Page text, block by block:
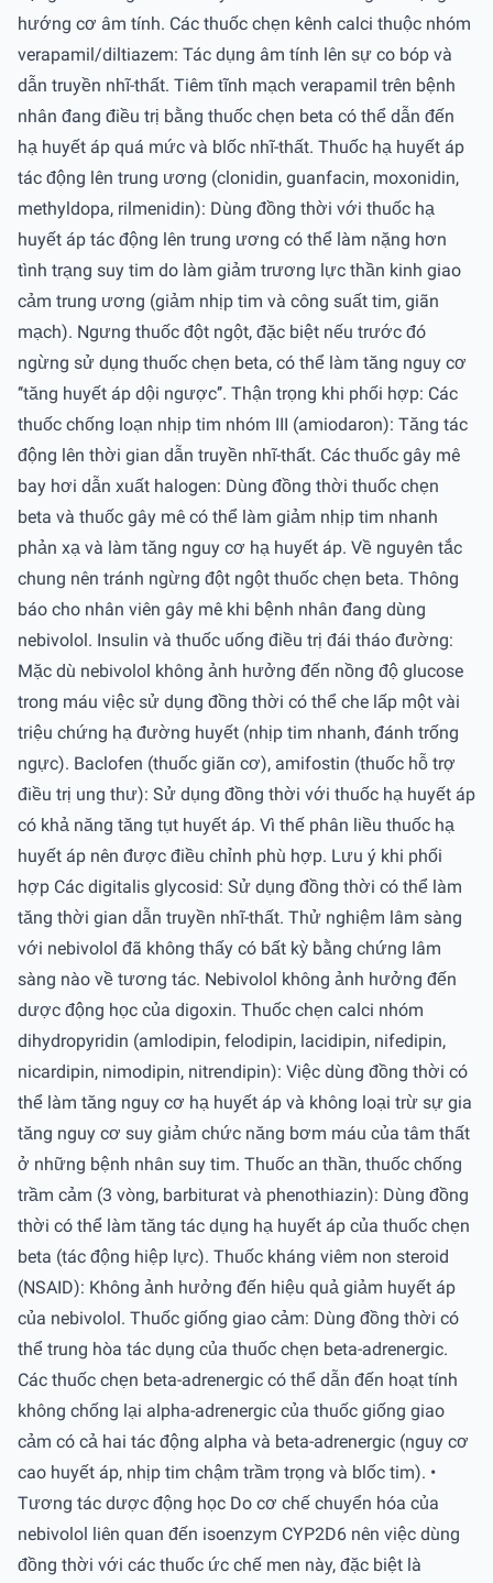
hướng cơ âm tính. Các thuốc chẹn kênh calci thuộc nhóm
verapamil/diltiazem: Tác dụng âm tính lên sự co bóp và
dẫn truyền nhĩ-thất. Tiêm tĩnh mạch verapamil trên bệnh
nhân đang điều trị bằng thuốc chẹn beta có thể dẫn đến
hạ huyết áp quá mức và blốc nhĩ-thất. Thuốc hạ huyết áp
tác động lên trung ương (clonidin, guanfacin, moxonidin,
methyldopa, rilmenidin): Dùng đồng thời với thuốc hạ
huyết áp tác động lên trung ương có thể làm nặng hơn
tình trạng suy tim do làm giảm trương lực thần kinh giao
cảm trung ương (giảm nhịp tim và công suất tim, giãn
mạch). Ngưng thuốc đột ngột, đặc biệt nếu trước đó
ngừng sử dụng thuốc chẹn beta, có thể làm tăng nguy cơ
‘‘tăng huyết áp dội ngược’’. Thận trọng khi phối hợp: Các
thuốc chống loạn nhịp tim nhóm III (amiodaron): Tăng tác
động lên thời gian dẫn truyền nhĩ-thất. Các thuốc gây mê
bay hơi dẫn xuất halogen: Dùng đồng thời thuốc chẹn
beta và thuốc gây mê có thể làm giảm nhịp tim nhanh
phản xạ và làm tăng nguy cơ hạ huyết áp. Về nguyên tắc
chung nên tránh ngừng đột ngột thuốc chẹn beta. Thông
báo cho nhân viên gây mê khi bệnh nhân đang dùng
nebivolol. Insulin và thuốc uống điều trị đái tháo đường:
Mặc dù nebivolol không ảnh hưởng đến nồng độ glucose
trong máu việc sử dụng đồng thời có thể che lấp một vài
triệu chứng hạ đường huyết (nhịp tim nhanh, đánh trống
ngực). Baclofen (thuốc giãn cơ), amifostin (thuốc hỗ trợ
điều trị ung thư): Sử dụng đồng thời với thuốc hạ huyết áp
có khả năng tăng tụt huyết áp. Vì thế phân liều thuốc hạ
huyết áp nên được điều chỉnh phù hợp. Lưu ý khi phối
hợp Các digitalis glycosid: Sử dụng đồng thời có thể làm
tăng thời gian dẫn truyền nhĩ-thất. Thử nghiệm lâm sàng
với nebivolol đã không thấy có bất kỳ bằng chứng lâm
sàng nào về tương tác. Nebivolol không ảnh hưởng đến
dược động học của digoxin. Thuốc chẹn calci nhóm
dihydropyridin (amlodipin, felodipin, lacidipin, nifedipin,
nicardipin, nimodipin, nitrendipin): Việc dùng đồng thời có
thể làm tăng nguy cơ hạ huyết áp và không loại trừ sự gia
tăng nguy cơ suy giảm chức năng bơm máu của tâm thất
ở những bệnh nhân suy tim. Thuốc an thần, thuốc chống
trầm cảm (3 vòng, barbiturat và phenothiazin): Dùng đồng
thời có thể làm tăng tác dụng hạ huyết áp của thuốc chẹn
beta (tác động hiệp lực). Thuốc kháng viêm non steroid
(NSAID): Không ảnh hưởng đến hiệu quả giảm huyết áp
của nebivolol. Thuốc giống giao cảm: Dùng đồng thời có
thể trung hòa tác dụng của thuốc chẹn beta-adrenergic.
Các thuốc chẹn beta-adrenergic có thể dẫn đến hoạt tính
không chống lại alpha-adrenergic của thuốc giống giao
cảm có cả hai tác động alpha và beta-adrenergic (nguy cơ
cao huyết áp, nhịp tim chậm trầm trọng và blốc tim). •
Tương tác dược động học Do cơ chế chuyển hóa của
nebivolol liên quan đến isoenzym CYP2D6 nên việc dùng
đồng thời với các thuốc ức chế men này, đặc biệt là